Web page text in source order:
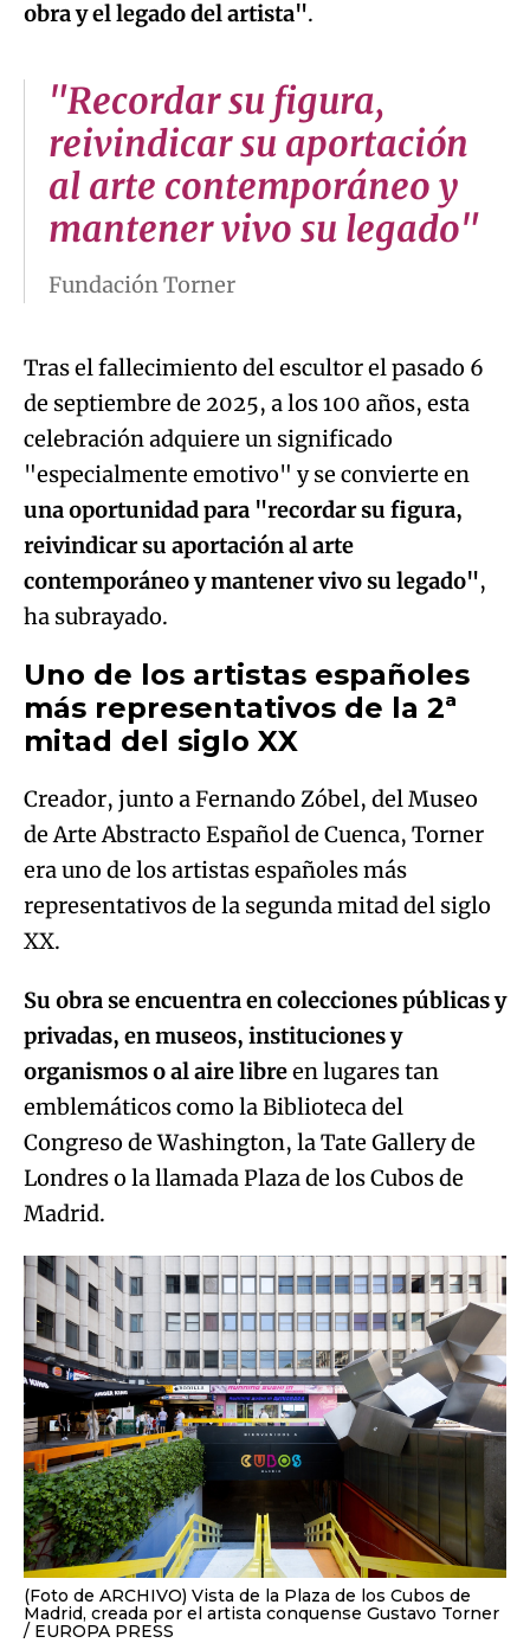
obra y el legado del artista".
"Recordar su figura,
reivindicar su aportación
al arte contemporáneo y
mantener vivo su legado"
Fundación Torner
Tras el fallecimiento del escultor el pasado 6
de septiembre de 2025, a los 100 años, esta
celebración adquiere un significado
"especialmente emotivo" y se convierte en
una oportunidad para "recordar su figura,
reivindicar su aportación al arte
contemporáneo y mantener vivo su legado",
ha subrayado.
Uno de los artistas españoles
más representativos de la 2ª
mitad del siglo XX
Creador, junto a Fernando Zóbel, del Museo
de Arte Abstracto Español de Cuenca, Torner
era uno de los artistas españoles más
representativos de la segunda mitad del siglo
XX.
Su obra se encuentra en colecciones públicas y
privadas, en museos, instituciones y
organismos o al aire libreen lugares tan
emblemáticos como la Biblioteca del
Congreso de Washington, la Tate Gallery de
Londres o la llamada Plaza de los Cubos de
Madrid.
(Foto de ARCHIVO) Vista de la Plaza de los Cubos de
Madrid, creada por el artista conquense Gustavo Torner
EUROPA PRESS